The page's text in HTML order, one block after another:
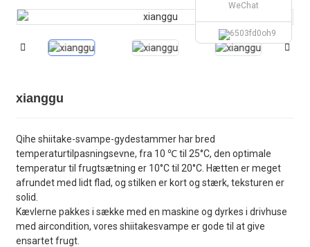
WeChat
xianggu
Qihe shiitake-svampe-gydestammer har bred
temperaturtilpasningsevne, fra 10 ℃ til 25°C, den optimale
temperatur til frugtsætning er 10°C til 20°C. Hætten er meget
afrundet med lidt flad, og stilken er kort og stærk, teksturen er
solid.
Kævlerne pakkes i sække med en maskine og dyrkes i drivhuse
med aircondition, vores shiitakesvampe er gode til at give
ensartet frugt.